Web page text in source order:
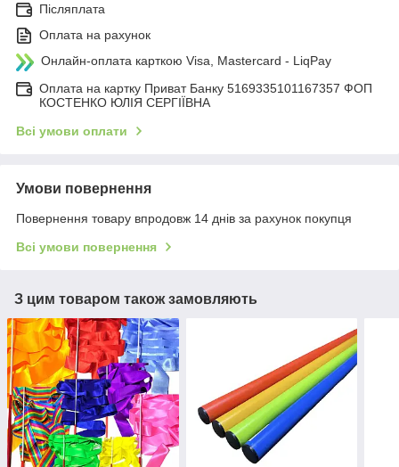
Післяплата
Оплата на рахунок
Онлайн-оплата карткою Visa, Mastercard - LiqPay
Оплата на картку Приват Банку 5169335101167357 ФОП
КОСТЕНКО ЮЛІЯ СЕРГІЇВНА
Всі умови оплати
Умови повернення
Повернення товару впродовж 14 днів за рахунок покупця
Всі умови повернення
З цим товаром також замовляють